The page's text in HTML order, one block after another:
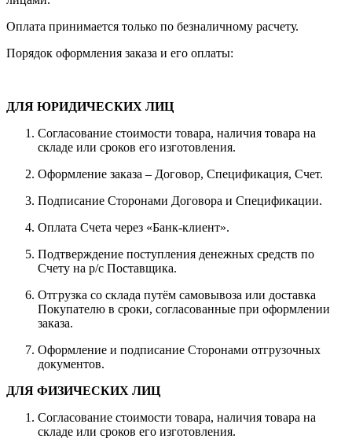
Оплата принимается только по безналичному расчету.
Порядок оформления заказа и его оплаты:
ДЛЯ ЮРИДИЧЕСКИХ ЛИЦ
Согласование стоимости товара, наличия товара на
складе или сроков его изготовления.
Оформление заказа – Договор, Спецификация, Счет.
Подписание Сторонами Договора и Спецификации.
Оплата Счета через «Банк-клиент».
Подтверждение поступления денежных средств по
Счету на р/с Поставщика.
Отгрузка со склада путём самовывоза или доставка
Покупателю в сроки, согласованные при оформлении
заказа.
Оформление и подписание Сторонами отгрузочных
документов.
ДЛЯ ФИЗИЧЕСКИХ ЛИЦ
Согласование стоимости товара, наличия товара на
складе или сроков его изготовления.